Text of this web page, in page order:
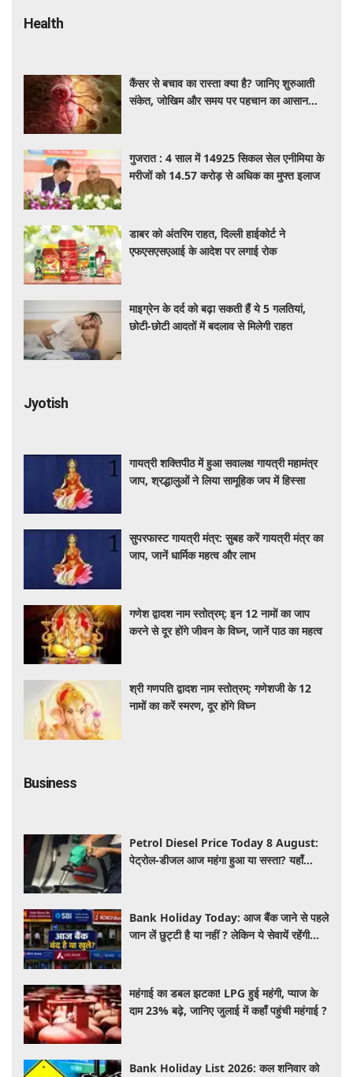
Health
कैंसर से बचाव का रास्ता क्या है? जानिए शुरुआती
संकेत, जोखिम और समय पर पहचान का आसान
गुजरात : 4 साल में 14925 सिकल सेल एनीमिया के
मरीजों को 14.57 करोड़ से अधिक का मुफ्त इलाज
डाबर को अंतरिम राहत, दिल्ली हाईकोर्ट ने
एफएसएसएआई के आदेश पर लगाई रोक
माइग्रेन के दर्द को बढ़ा सकती हैं ये 5 गलतियां,
छोटी-छोटी आदतों में बदलाव से मिलेगी राहत
Jyotish
गायत्री शक्तिपीठ में हुआ सवालक्ष गायत्री महामंत्र
जाप, श्रद्धालुओं ने लिया सामूहिक जप में हिस्सा
सुपरफास्ट गायत्री मंत्र: सुबह करें गायत्री मंत्र का
जाप, जानें धार्मिक महत्व और लाभ
गणेश द्वादश नाम स्तोत्रम्: इन 12 नामों का जाप
करने से दूर होंगे जीवन के विघ्न, जानें पाठ का महत्व
श्री गणपति द्वादश नाम स्तोत्रम्: गणेशजी के 12
नामों का करें स्मरण, दूर होंगे विघ्न
Business
Petrol Diesel Price Today 8 August:
पेट्रोल-डीजल आज महंगा हुआ या सस्ता? यहाँ
Bank Holiday Today: आज बैंक जाने से पहले
जान लें छुट्टी है या नहीं ? लेकिन ये सेवायें रहेंगी
महंगाई का डबल झटका! LPG हुई महंगी, प्याज के
दाम 23% बढ़े, जानिए जुलाई में कहाँ पहुंची महंगाई ?
Bank Holiday List 2026: कल शनिवार को